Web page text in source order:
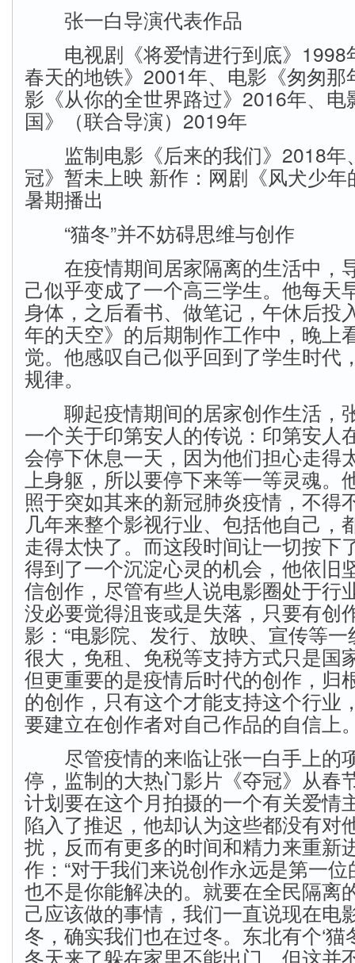
张一白导演代表作品
电视剧《将爱情进行到底》1998
春天的地铁》2001年、电影《匆匆那
影《从你的全世界路过》2016年、电
国》（联合导演）2019年
监制电影《后来的我们》2018年
冠》暂未上映 新作：网剧《风犬少
暑期播出
“猫冬”并不妨碍思维与创作
在疫情期间居家隔离的生活中，
己似乎变成了一个高三学生。他每天
身体，之后看书、做笔记，午休后投
年的天空》的后期制作工作中，晚上
觉。他感叹自己似乎回到了学生时代
规律。
聊起疫情期间的居家创作生活，
一个关于印第安人的传说：印第安人
会停下休息一天，因为他们担心走得
上身躯，所以要停下来等一等灵魂。
照于突如其来的新冠肺炎疫情，不得
几年来整个影视行业、包括他自己，
走得太快了。而这段时间让一切按下
得到了一个沉淀心灵的机会，他依旧
信创作，尽管有些人说电影圈处于行
没必要觉得沮丧或是失落，只要有创
影：“电影院、发行、放映、宣传等
很大，免租、免税等支持方式只是国
但更重要的是疫情后时代的创作，归
的创作，只有这个才能支持这个行业
要建立在创作者对自己作品的自信上
尽管疫情的来临让张一白手上的
停，监制的大热门影片《夺冠》从春
计划要在这个月拍摄的一个有关爱情
陷入了推迟，他却认为这些都没有对
扰，反而有更多的时间和精力来重新
作：“对于我们来说创作永远是第一
也不是你能解决的。就要在全民隔离
己应该做的事情，我们一直说现在电
冬，确实我们也在过冬。东北有个‘猫
冬天来了躲在家里不能出门，但这并